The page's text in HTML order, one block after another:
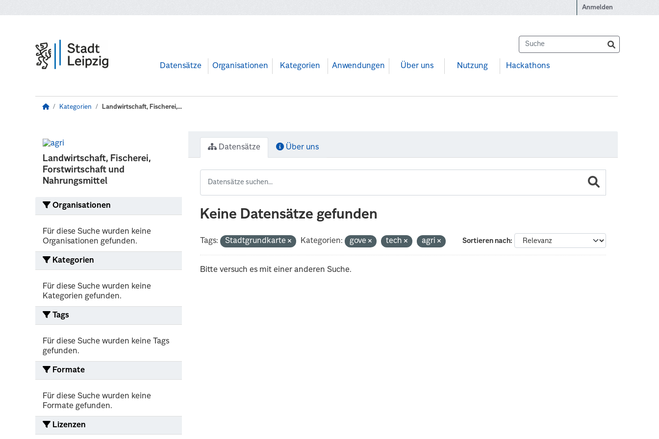
Anmelden
Datensätze Organisationen Kategorien Anwendungen Über uns Nutzung Hackathons
Kategorien Landwirtschaft, Fischerei,...
Landwirtschaft, Fischerei,
Forstwirtschaft und
Nahrungsmittel
Organisationen
Für diese Suche wurden keine
Organisationen gefunden.
Kategorien
Für diese Suche wurden keine
Kategorien gefunden.
Tags
Für diese Suche wurden keine Tags
gefunden.
Formate
Für diese Suche wurden keine
Formate gefunden.
Lizenzen
Datensätze Über uns
Keine Datensätze gefunden
Sortieren nach
Tags: Stadtgrundkarte Kategorien: gove tech agri
Bitte versuch es mit einer anderen Suche.